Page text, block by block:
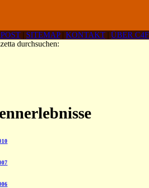
| SITEMAP| KONTAKT | ÜBER C4F
durchsuchen: